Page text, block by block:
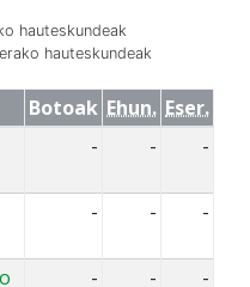
hauteskundeak
hauteskundeak
Botoak Ehun. Eser.
- - -
- - -
- - -